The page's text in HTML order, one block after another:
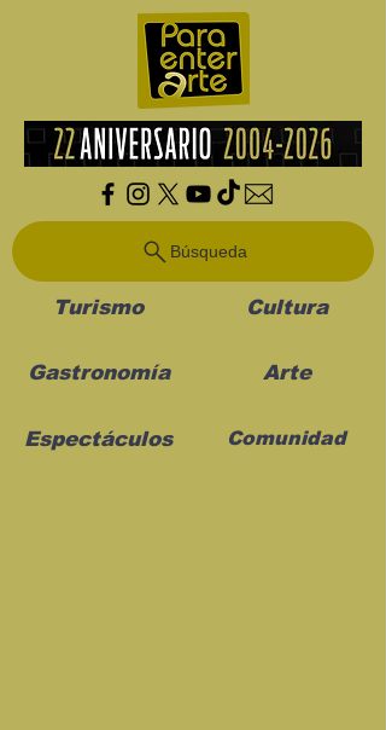
Búsqueda
Turismo Cultura
Gastronomía Arte
Espectáculos Comunidad